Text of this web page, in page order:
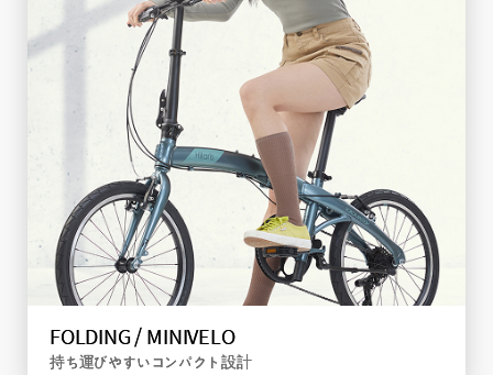
FIXIE
シングルギアのシンプルスタイル
詳しく見る
FOLDING / MINIVELO
持ち運びやすいコンパクト設計